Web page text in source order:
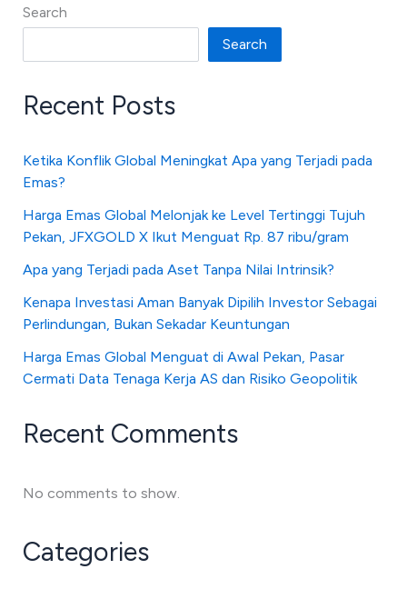
Search
Search
Recent Posts
Ketika Konflik Global Meningkat Apa yang Terjadi pada
Emas?
Harga Emas Global Melonjak ke Level Tertinggi Tujuh
Pekan, JFXGOLD X Ikut Menguat Rp. 87 ribu/gram
Apa yang Terjadi pada Aset Tanpa Nilai Intrinsik?
Kenapa Investasi Aman Banyak Dipilih Investor Sebagai
Perlindungan, Bukan Sekadar Keuntungan
Harga Emas Global Menguat di Awal Pekan, Pasar
Cermati Data Tenaga Kerja AS dan Risiko Geopolitik
Recent Comments
No comments to show.
Categories